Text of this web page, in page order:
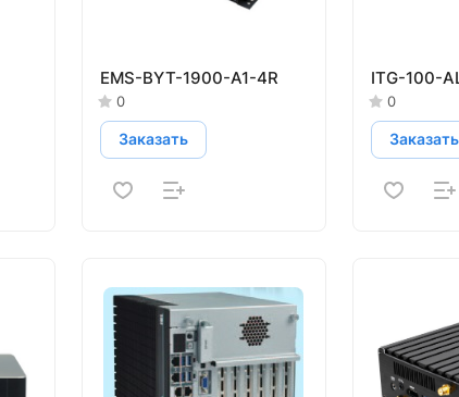
EMS-BYT-1900-A1-4R
0
Заказать
ITG-100-
0
Заказать